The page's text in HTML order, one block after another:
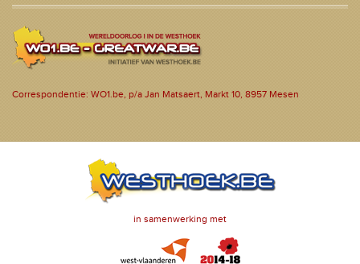
Correspondentie: WO1.be, p/a Jan Matsaert, Markt 10, 8957 Mesen
in samenwerking met